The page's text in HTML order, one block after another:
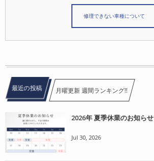
修理できない車種について
最近の投稿 月曜更新 週間ランキング!!
2026年 夏季休業のお知らせ
Jul 30, 2026